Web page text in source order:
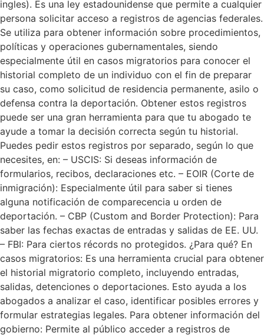
ingles). Es una ley estadounidense que permite a cualquier
persona solicitar acceso a registros de agencias federales.
Se utiliza para obtener información sobre procedimientos,
políticas y operaciones gubernamentales, siendo
especialmente útil en casos migratorios para conocer el
historial completo de un individuo con el fin de preparar
su caso, como solicitud de residencia permanente, asilo o
defensa contra la deportación. Obtener estos registros
puede ser una gran herramienta para que tu abogado te
ayude a tomar la decisión correcta según tu historial.
Puedes pedir estos registros por separado, según lo que
necesites, en: – USCIS: Si deseas información de
formularios, recibos, declaraciones etc. – EOIR (Corte de
inmigración): Especialmente útil para saber si tienes
alguna notificación de comparecencia u orden de
deportación. – CBP (Custom and Border Protection): Para
saber las fechas exactas de entradas y salidas de EE. UU.
– FBI: Para ciertos récords no protegidos. ¿Para qué? En
casos migratorios: Es una herramienta crucial para obtener
el historial migratorio completo, incluyendo entradas,
salidas, detenciones o deportaciones. Esto ayuda a los
abogados a analizar el caso, identificar posibles errores y
formular estrategias legales. Para obtener información del
gobierno: Permite al público acceder a registros de